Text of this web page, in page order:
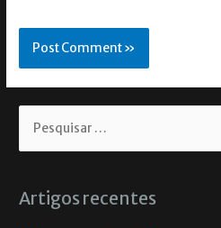
Artigos recentes